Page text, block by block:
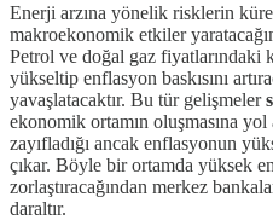
Enerji arzına yönelik risklerin
makroekonomik etkiler
Petrol ve doğal gaz fiyatlarındaki
yükseltip enflasyon baskısını
yavaşlatacaktır. Bu tür gelişmeler
ekonomik ortamın oluşmasına
zayıfladığı ancak enflasyonun
çıkar. Böyle bir ortamda yüksek
zorlaştıracağından merkez
daraltır.